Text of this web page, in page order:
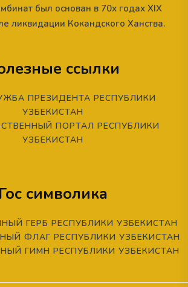
был основан в 70х годах XIX
ликвидации Кокандского Ханства.
ссылки
ПРЕЗИДЕНТА РЕСПУБЛИКИ
УЗБЕКИСТАН
ПОРТАЛ РЕСПУБЛИКИ
УЗБЕКИСТАН
Гос символика
ГЕРБ РЕСПУБЛИКИ УЗБЕКИСТАН
ФЛАГ РЕСПУБЛИКИ УЗБЕКИСТАН
ГИМН РЕСПУБЛИКИ УЗБЕКИСТАН